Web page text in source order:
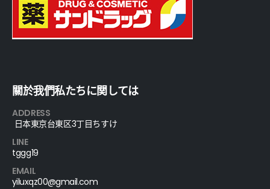
關於我們私たちに関しては
ADDRESS
日本東京台東区3丁目ちすけ
LINE
tggg19
EMAIL
yiluxqz00@gmail.com